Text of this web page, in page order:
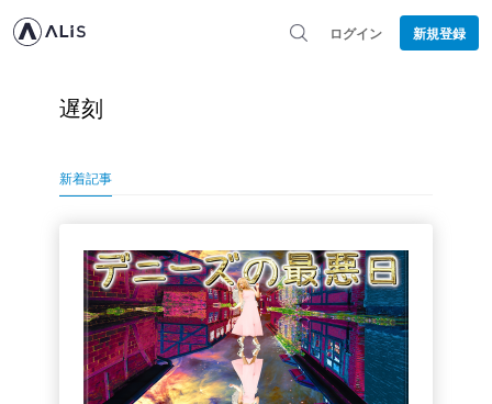
ログイン 新規登録
遅刻
新着記事